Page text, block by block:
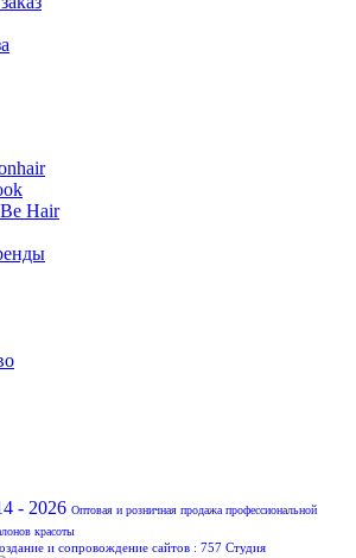
Hair
- 2026 Оптовая и розничная продажа профессиональной
красоты
и сопровождение сайтов : 757 Студия